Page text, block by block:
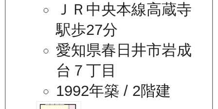
ＪＲ中央本線高蔵寺
駅歩27分
愛知県春日井市岩成
台７丁目
1992年築 / 2階建